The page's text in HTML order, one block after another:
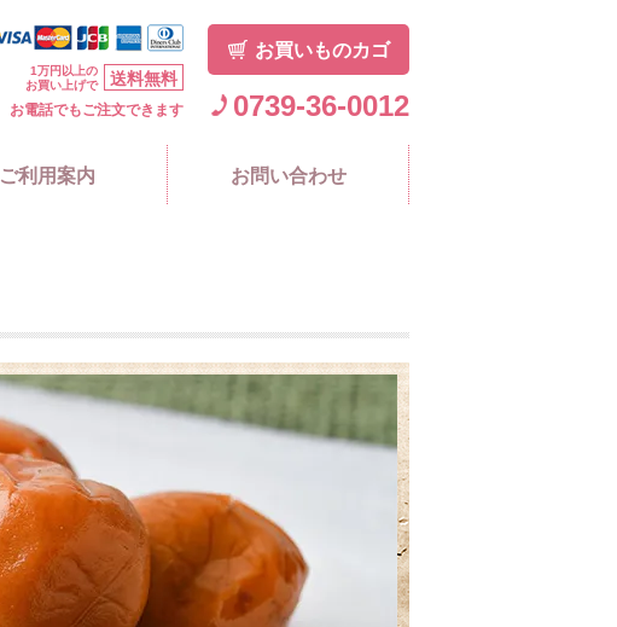
お買いものカゴ
0739-36-0012
1万円以上の
お買い上げで
送料無料
お電話でもご注文できます
ご利用案内 お問い合わせ